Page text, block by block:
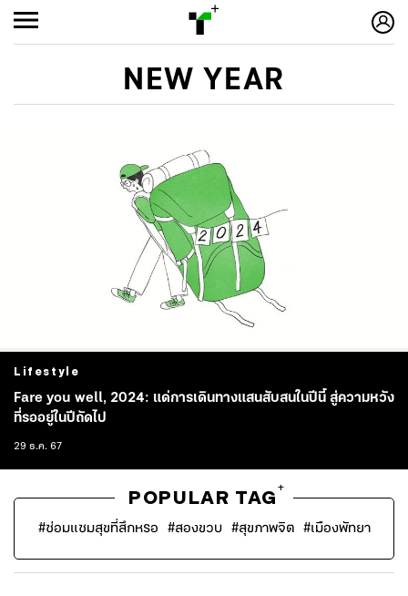
NEW YEAR
Lifestyle
Fare you well, 2024: แด่การเดินทางแสนสับสนในปีนี้ สู่ความหวัง
ที่รออยู่ในปีถัดไป
29 ธ.ค. 67
POPULAR TAG
+
#ซ่อมแซมสุขที่สึกหรอ #สองขวบ #สุขภาพจิต #เมืองพัทยา